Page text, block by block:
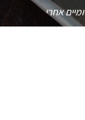
אחרי